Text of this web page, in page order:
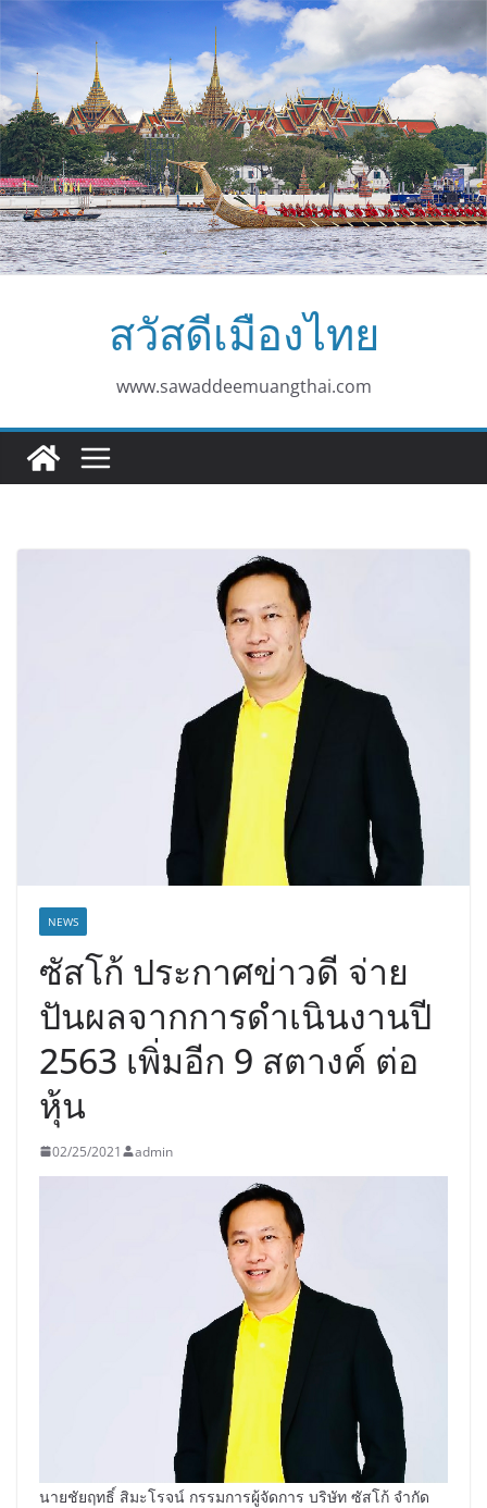
Skip
to
content
สวัสดีเมืองไทย
www.sawaddeemuangthai.com
NEWS
ซัสโก้ ประกาศข่าวดี จ่าย
ปันผลจากการดำเนินงานปี
2563 เพิ่มอีก 9 สตางค์ ต่อ
หุ้น
02/25/2021 admin
นายชัยฤทธิ์ สิมะโรจน์ กรรมการผู้จัดการ บริษัท ซัสโก้ จำกัด